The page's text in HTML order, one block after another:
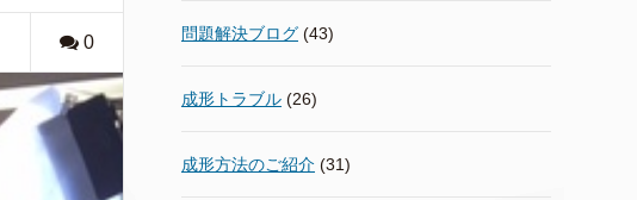
0 問題解決ブログ (43)
成形トラブル (26)
成形方法のご紹介 (31)